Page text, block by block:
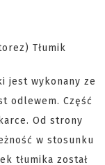
jest wykonany ze
odlewem. Część
Od strony
w stosunku
tłumika został